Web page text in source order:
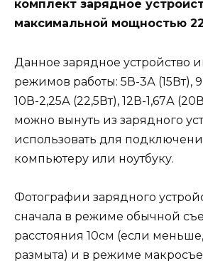
комплект зарядное
максимальной мощностью
Данное зарядное устройство
режимов работы: 5В-3А (15Вт),
10В-2,25А (22,5Вт), 12В-1,67А
можно вынуть из зарядного
использовать для
компьютеру или ноутбуку.
Фотографии зарядного
сначала в режиме обычной
расстояния 10см (если
размыта) и в режиме